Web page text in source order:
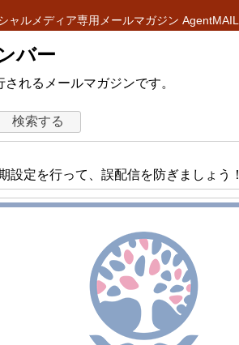
ャルメディア専用メールマガジン AgentMAIL
バー
れるメールマガジンです。
設定を行って、誤配信を防ぎましょう！